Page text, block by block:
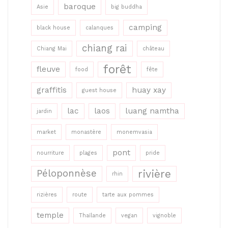
Asie baroque big buddha
black house calanques camping
Chiang Mai chiang rai château
fleuve food forêt fête
graffitis guest house huay xay
jardin lac laos luang namtha
market monastère monemvasia
nourriture plages pont pride
Péloponnèse rhin rivière
rizières route tarte aux pommes
temple Thaïlande vegan vignoble